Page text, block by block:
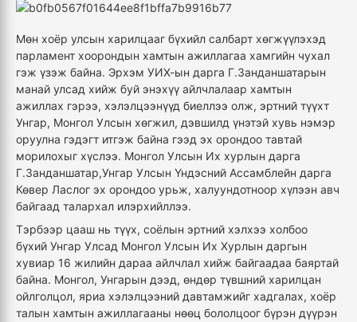
Мөн хоёр улсын харилцааг бүхийл салбарт хөгжүүлэхэд
парламент хоорондын хамтын ажиллагаа хамгийн чухал
гэж үзэж байна. Эрхэм УИХ-ын дарга Г.Занданшатарын
манай улсад хийж буй энэхүү айлчлалаар хамтын
ажиллах гэрээ, хэлэлцээнүүд биеллээ олж, эртний түүхт
Унгар, Монгол Улсын хөгжил, дэвшилд үнэтэй хувь нэмэр
оруулна гэдэгт итгэж байна гээд эх орондоо тавтай
морилохыг хүслээ. Монгол Улсын Их хурлын дарга
Г.Занданшатар,Унгар Улсын Үндэсний Ассамблейн дарга
Көвер Ласлог эх орондоо урьж, халуундотноор хүлээн авч
байгаад талархал илэрхийллээ.
Тэрбээр цааш нь түүх, соёлын эртний хэлхээ холбоо
бүхий Унгар Улсад Монгол Улсын Их Хурлын даргын
хувиар 16 жилийн дараа айлчлал хийж байгаадаа баяртай
байна. Монгол, Унгарын дээд, өндөр түвшний харилцан
ойлголцол, яриа хэлэлцээний давтамжийг хадгалах, хоёр
талын хамтын ажиллагааны нөөц бололцоог бүрэн дүүрэн